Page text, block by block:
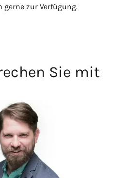
gerne zur Verfügung.
Sie mit